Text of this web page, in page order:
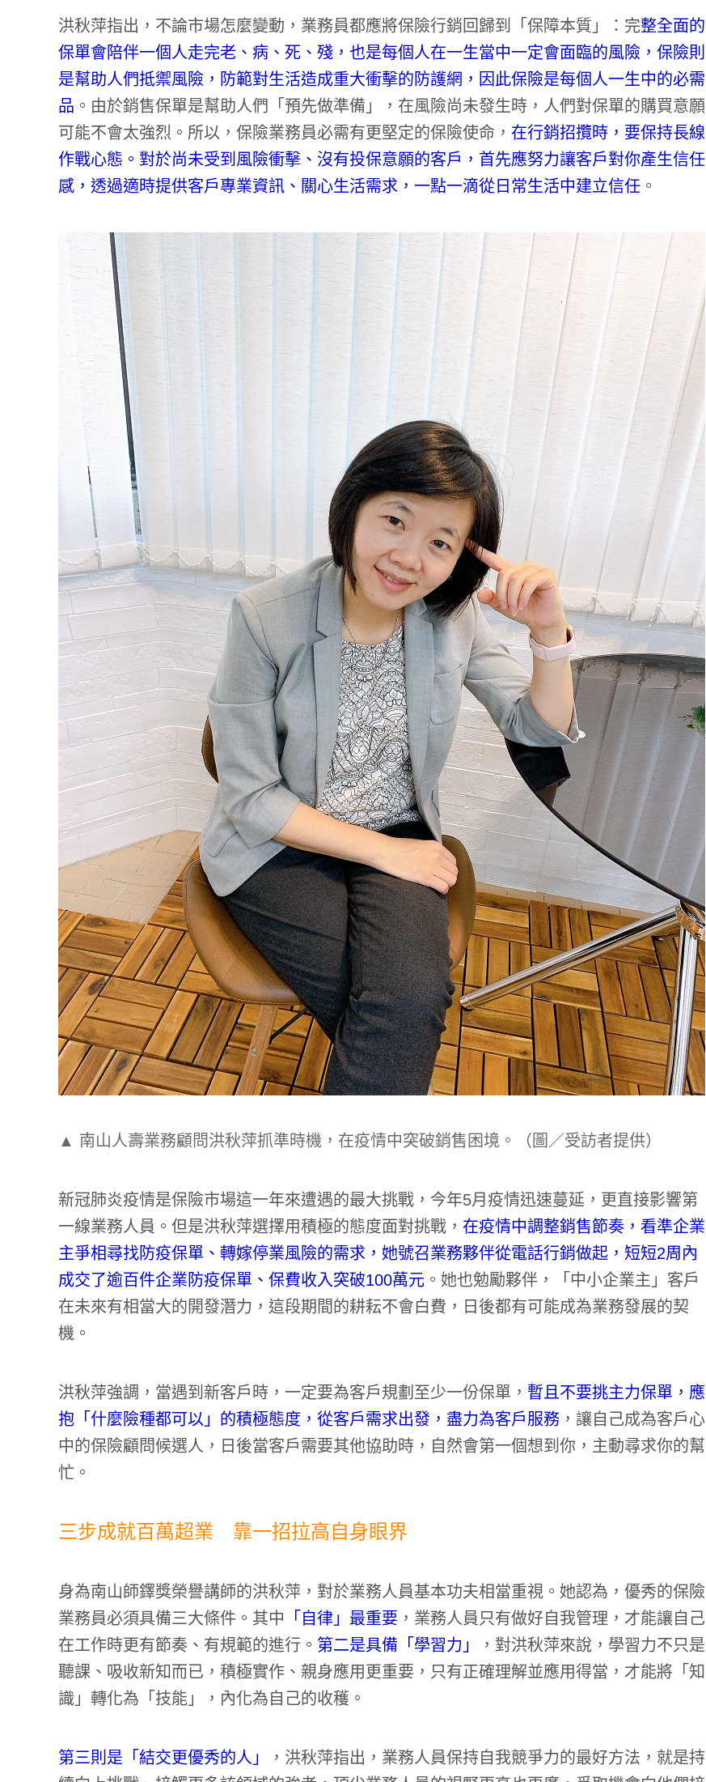
洪秋萍指出，不論市場怎麼變動，業務員都應將保險行銷回歸到「保障本質」：完整全面的
保單會陪伴一個人走完老、病、死、殘，也是每個人在一生當中一定會面臨的風險，保險則
是幫助人們抵禦風險，防範對生活造成重大衝擊的防護網，因此保險是每個人一生中的必需
品 。由於銷售保單是幫助人們「預先做準備」，在風險尚未發生時，人們對保單的購買意願
可能不會太強烈。所以，保險業務員必需有更堅定的保險使命， 在行銷招攬時，要保持長線
作戰心態。對於尚未受到風險衝擊、沒有投保意願的客戶，首先應努力讓客戶對你產生信任
感，透過適時提供客戶專業資訊、關心生活需求，一點一滴從日常生活中建立信任 。
▲ 南山人壽業務顧問洪秋萍抓準時機，在疫情中突破銷售困境。（圖／受訪者提供）
新冠肺炎疫情是保險市場這一年來遭遇的最大挑戰，今年5月疫情迅速蔓延，更直接影響第
一線業務人員。但是洪秋萍選擇用積極的態度面對挑戰， 在疫情中調整銷售節奏，看準企業
主爭相尋找防疫保單、轉嫁停業風險的需求，她號召業務夥伴從電話行銷做起，短短2周內
成交了逾百件企業防疫保單、保費收入突破100萬元 。她也勉勵夥伴，「中小企業主」客戶
在未來有相當大的開發潛力，這段期間的耕耘不會白費，日後都有可能成為業務發展的契
機。
洪秋萍強調，當遇到新客戶時，一定要為客戶規劃至少一份保單， 暫且不要挑主力保單，應
抱「什麼險種都可以」的積極態度，從客戶需求出發，盡力為客戶服務 ，讓自己成為客戶心
中的保險顧問候選人，日後當客戶需要其他協助時，自然會第一個想到你，主動尋求你的幫
忙。
三步成就百萬超業 靠一招拉高自身眼界
身為南山師鐸獎榮譽講師的洪秋萍，對於業務人員基本功夫相當重視。她認為，優秀的保險
業務員必須具備三大條件。其中 「自律」最重要 ，業務人員只有做好自我管理，才能讓自己
在工作時更有節奏、有規範的進行。 第二是具備「學習力」
，對洪秋萍來說，學習力不只是
聽課、吸收新知而已，積極實作、親身應用更重要，只有正確理解並應用得當，才能將「知
識」轉化為「技能」，內化為自己的收穫。
第三則是「結交更優秀的人」
，洪秋萍指出，業務人員保持自我競爭力的最好方法，就是持